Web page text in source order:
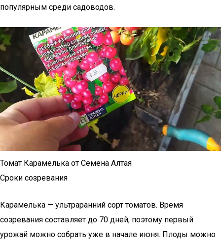
популярным среди садоводов.
Томат Карамелька от Семена Алтая
Сроки созревания
Карамелька — ультраранний сорт томатов. Время
созревания составляет до 70 дней, поэтому первый
урожай можно собрать уже в начале июня. Плоды можно